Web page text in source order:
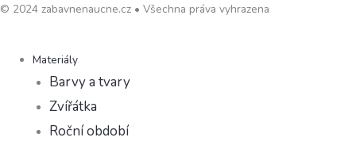
© 2024 zabavnenaucne.cz • Všechna práva vyhrazena
Materiály
Barvy a tvary
Zvířátka
Roční období